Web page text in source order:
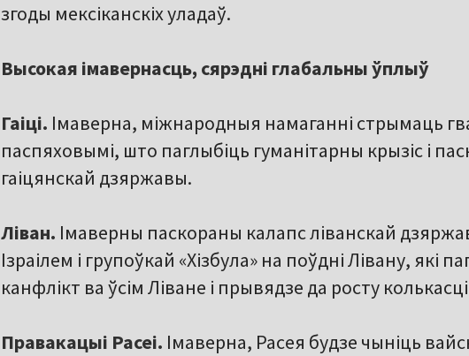
згоды мексіканскіх уладаў.
Высокая імавернасць, сярэдні глабальны ўплыў
Гаіці. Імаверна, міжнародныя намаганні стрымаць
паспяховымі, што паглыбіць гуманітарны крызіс і
гаіцянскай дзяржавы.
Ліван. Імаверны паскораны калапс ліванскай
Ізраілем і групоўкай «Хізбула» на поўдні Лівану, які
канфлікт ва ўсім Ліване і прывядзе да росту
Правакацыі Расеі. Імаверна, Расея будзе чыніць